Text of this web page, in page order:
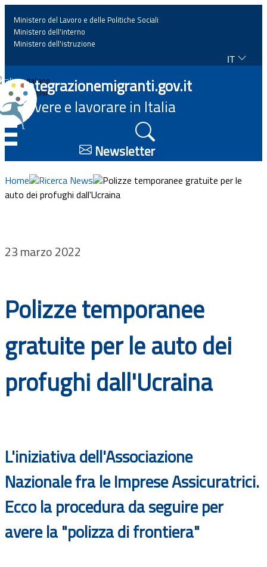
Home
News
Approfondimenti
Eventi
Progetti
Bandi
Guide
Ministero del Lavoro e delle Politiche Sociali
Ministero dell'interno
Ministero dell'istruzione
IT
Italiano
English
Integrazionemigranti.gov.it
Vivere e lavorare in Italia
Newsletter
Home Ricerca News
Polizze temporanee gratuite per le
auto dei profughi dall'Ucraina
23 marzo 2022
Polizze temporanee
gratuite per le auto dei
profughi dall'Ucraina
L'iniziativa dell'Associazione
Nazionale fra le Imprese Assicuratrici.
Ecco la procedura da seguire per
avere la "polizza di frontiera"